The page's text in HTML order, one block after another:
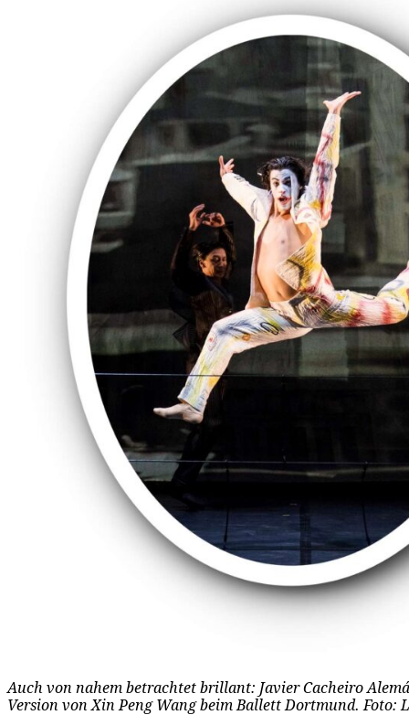
Auch von nahem betrachtet brillant: Javier Cacheiro
Version von Xin Peng Wang beim Ballett Dortmund. Foto: